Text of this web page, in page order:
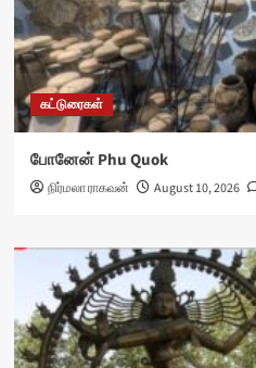
கட்டுரைகள்
போனேன் Phu Quok
நிர்மலா ராகவன் August 10, 2026